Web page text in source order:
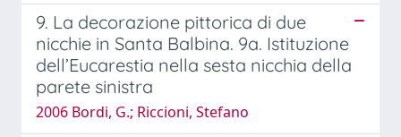
9. La decorazione pittorica di due
nicchie in Santa Balbina. 9a. Istituzione
dell’Eucarestia nella sesta nicchia della
parete sinistra
2006 Bordi, G.; Riccioni, Stefano